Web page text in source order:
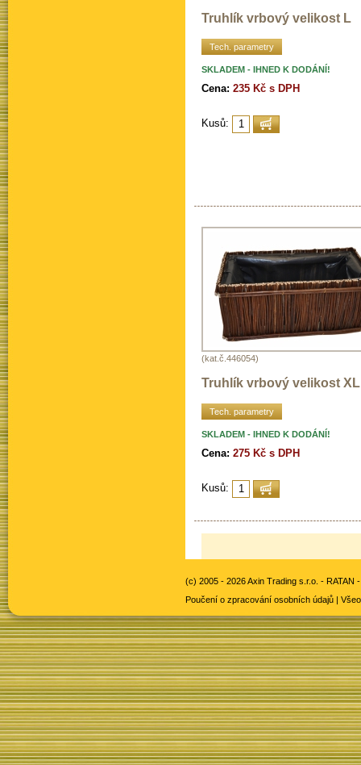
Truhlík vrbový velikost L
Tech. parametry
SKLADEM - IHNED K DODÁNÍ!
Cena: 235 Kč s DPH
Kusů:
(kat.č.446054)
Truhlík vrbový velikost XL
Tech. parametry
SKLADEM - IHNED K DODÁNÍ!
Cena: 275 Kč s DPH
Kusů:
(c) 2005 - 2026 Axin Trading s.r.o. - RATAN
Poučení o zpracování osobních údajů |